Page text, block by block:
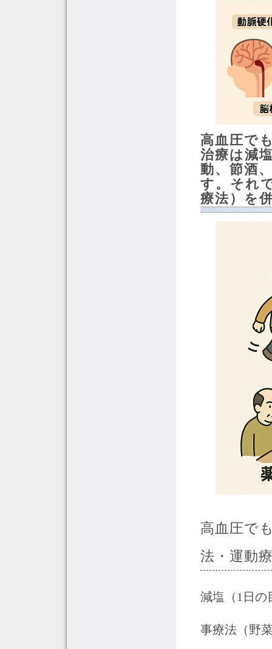
高血圧で
治療は減
動、節酒
す。それ
療法）を
高血圧で
法・運動
減塩（1日の
事療法（野